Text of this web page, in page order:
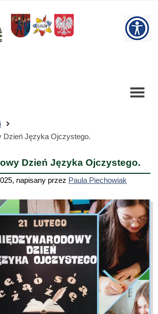
Dzień Języka Ojczystego.
Dzień Języka Ojczystego.
, napisany przez Paula Piechowiak